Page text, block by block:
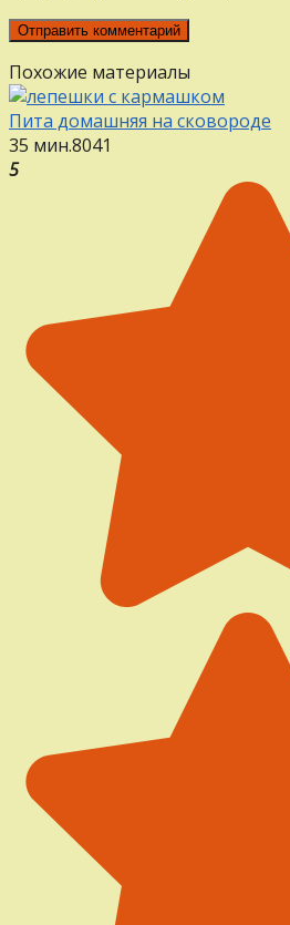
Похожие материалы
Пита домашняя на сковороде
35 мин.8041
5